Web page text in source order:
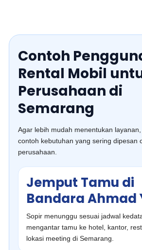
Contoh
Rental Mobil
Perusahaan di
Semarang
Agar lebih mudah menentukan
contoh kebutuhan yang sering dipesan
perusahaan.
Jemput Tamu di
Bandara Ahmad
Sopir menunggu sesuai jadwal
mengantar tamu ke hotel, kantor,
lokasi meeting di Semarang.